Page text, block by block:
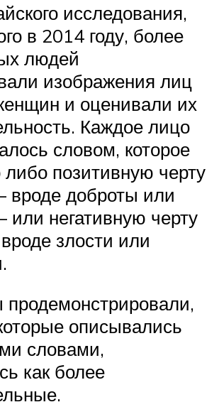
исследования,
в 2014 году, более
людей
изображения лиц
и оценивали их
Каждое лицо
словом, которое
позитивную черту
вроде доброты или
или негативную черту
злости или
продемонстрировали,
описывались
словами,
как более